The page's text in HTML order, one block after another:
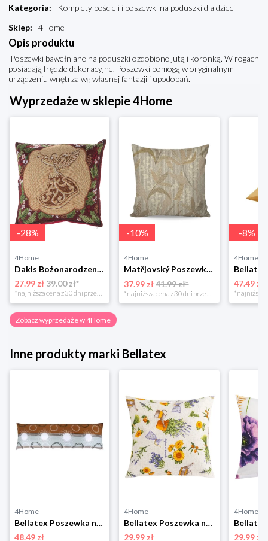
Kategoria:
Komplety pościeli i poszewki na poduszki dla dzieci
Sklep: 4Home
Opis produktu
Poszewki bawełniane na poduszki ozdobione jutą i koronką. W rogach
posiadają frędzle dekoracyjne. Poszewki pomogą w oryginalnym
urządzeniu wnętrza wg własnej fantazji i upodobań.
Wyprzedaże w sklepie 4Home
-28%
4Home
Dakls Bożonarodzeniowa poszewka na poduszkę Angel red, 40 x 40 cm 4-Home
27.99 zł39.00 zł*
*najniższa cena z 30 dni przed obniżką
-10%
4Home
Matějovský Poszewka na poduszkę Solei, 40 x 40 cm
37.99 zł 41.99 zł*
*najniższa cena z 30 dni przed obniżką
-8%
4Home
47.49 zł
Zobacz wyprzedaże w 4Home
Inne produkty marki Bellatex
4Home
Bellatex Poszewka na poduszkę relaksacyjną Promień brązowy, 50 x 145 cm, 50 x 145 cm
48.49 zł
4Home
Bellatex Poszewka na poduszkę EMA Lawenda fioletowy, żółty, 45 x 45 cm
29.99 zł
4Home
29.99 zł